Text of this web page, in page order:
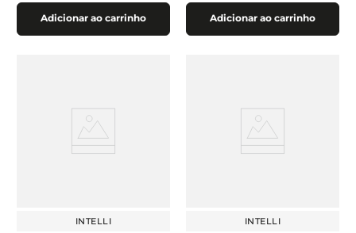
Adicionar ao carrinho Adicionar ao carrinho
INTELLI INTELLI